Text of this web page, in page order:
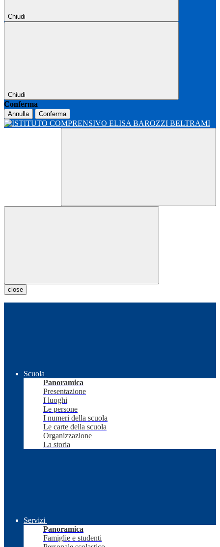
Chiudi
Chiudi
Conferma
Annulla Conferma
close
Scuola
Panoramica
Presentazione
I luoghi
Le persone
I numeri della scuola
Le carte della scuola
Organizzazione
La storia
Servizi
Panoramica
Famiglie e studenti